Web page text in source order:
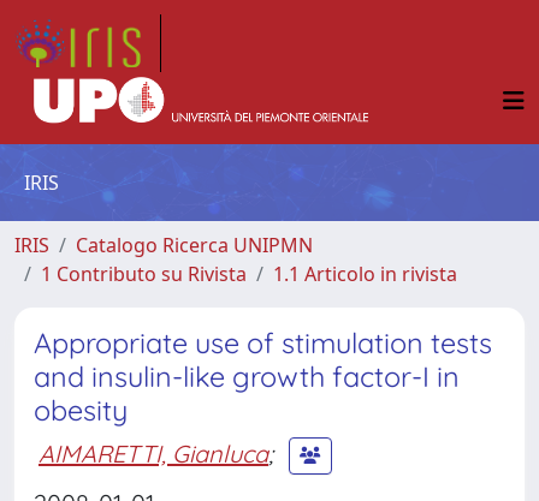
IRIS
IRIS
Catalogo Ricerca UNIPMN
1 Contributo su Rivista
1.1 Articolo in rivista
Appropriate use of stimulation tests
and insulin-like growth factor-I in
obesity
AIMARETTI, Gianluca;